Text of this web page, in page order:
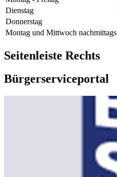
Dienstag
Donnerstag
Montag und Mittwoch nachmittags
Seitenleiste Rechts
Bürgerserviceportal